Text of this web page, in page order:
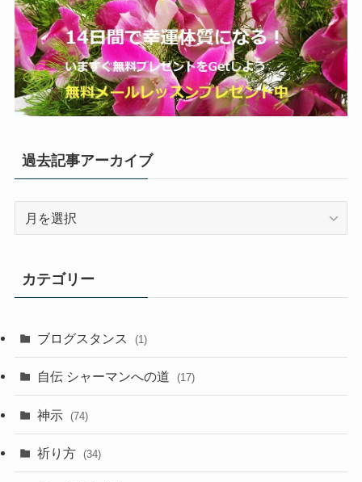
過去記事アーカイブ
ア
カ
ブ
カテゴリー
ブログスタンス (1)
自伝 シャーマンへの道 (17)
神示 (74)
祈り方 (34)